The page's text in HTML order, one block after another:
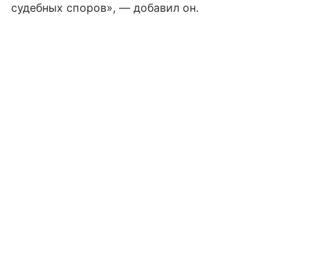
судебных споров», — добавил он.